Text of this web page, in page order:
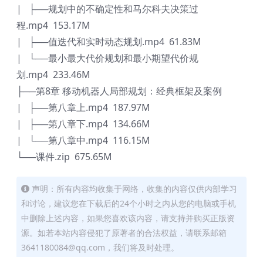
| ├──规划中的不确定性和马尔科夫决策过
程.mp4 153.17M
| ├──值迭代和实时动态规划.mp4 61.83M
| └──最小最大代价规划和最小期望代价规
划.mp4 233.46M
├──第8章 移动机器人局部规划：经典框架及案例
| ├──第八章上.mp4 187.97M
| ├──第八章下.mp4 134.66M
| └──第八章中.mp4 116.15M
└──课件.zip 675.65M
声明：所有内容均收集于网络，收集的内容仅供内部学习
和讨论，建议您在下载后的24个小时之内从您的电脑或手机
中删除上述内容，如果您喜欢该内容，请支持并购买正版资
源。如若本站内容侵犯了原著者的合法权益，请联系邮箱
3641180084@qq.com，我们将及时处理。